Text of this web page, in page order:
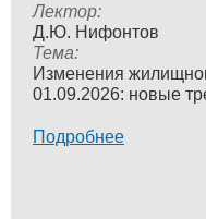
Лектор:
Д.Ю. Нифонтов
Тема:
Изменения
01.09.2026: новые
Подробнее